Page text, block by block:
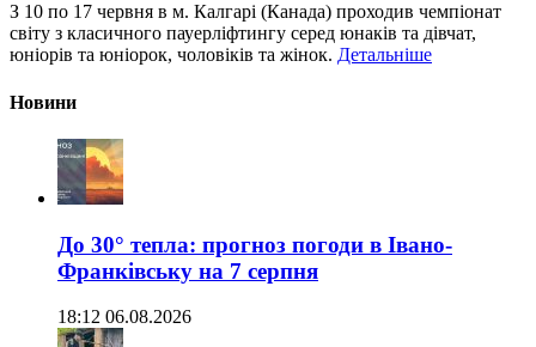
З 10 по 17 червня в м. Калгарі (Канада) проходив чемпіонат
світу з класичного пауерліфтингу серед юнаків та дівчат,
юніорів та юніорок, чоловіків та жінок. Детальніше
Новини
До 30° тепла: прогноз погоди в Івано-
Франківську на 7 серпня
18:12 06.08.2026